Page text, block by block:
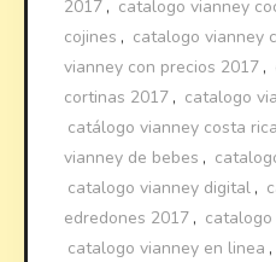
2017 , catalogo vianney
cojines , catalogo vianney
vianney con precios 2017 ,
cortinas 2017 , catalogo
catálogo vianney costa
vianney de bebes ,
catalogo vianney digital ,
edredones 2017 ,
catalogo vianney en linea ,